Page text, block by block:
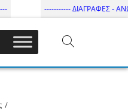
----------- ΔΙΑΓΡΑΦΕΣ -
– ΔΙ.ΠΑ.Ε